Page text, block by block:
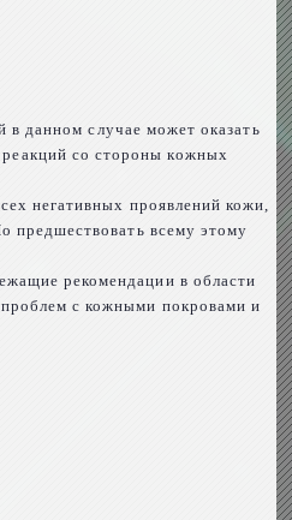
в данном случае может оказать
со стороны кожных
негативных проявлений кожи,
предшествовать всему этому
рекомендации в области
с кожными покровами и